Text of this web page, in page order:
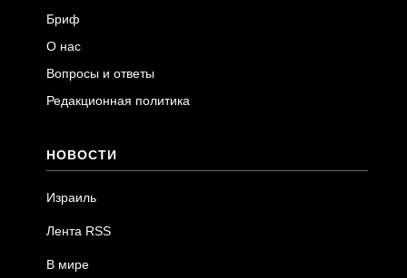
Бриф
О нас
Вопросы и ответы
Редакционная политика
НОВОСТИ
Израиль
Лента RSS
В мире